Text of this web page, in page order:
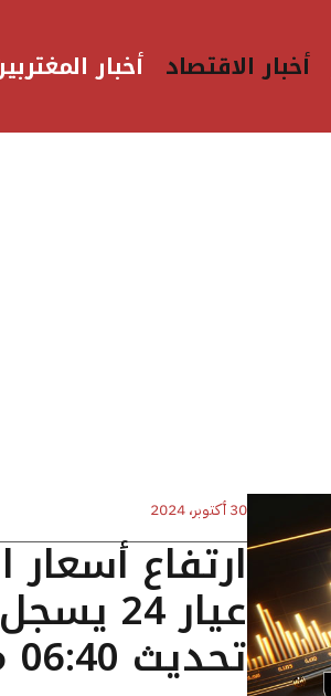
أخبار الاقتصاد أخبار
30 أكتوبر، 2024
ارتفاع
تحديث 06:40 مساءًا